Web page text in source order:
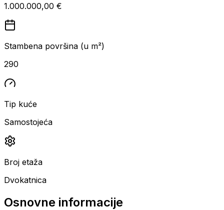
1.000.000,00 €
Stambena površina (u m²)
290
Tip kuće
Samostojeća
Broj etaža
Dvokatnica
Osnovne informacije